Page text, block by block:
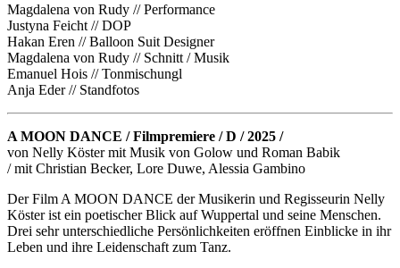
Magdalena von Rudy // Performance
Justyna Feicht // DOP
Hakan Eren // Balloon Suit Designer
Magdalena von Rudy // Schnitt / Musik
Emanuel Hois // Tonmischungl
Anja Eder // Standfotos
A MOON DANCE / Filmpremiere / D / 2025 /
von Nelly Köster mit Musik von Golow und Roman Babik
/ mit Christian Becker, Lore Duwe, Alessia Gambino
Der Film A MOON DANCE der Musikerin und Regisseurin Nelly
Köster ist ein poetischer Blick auf Wuppertal und seine Menschen.
Drei sehr unterschiedliche Persönlichkeiten eröffnen Einblicke in ihr
Leben und ihre Leidenschaft zum Tanz.